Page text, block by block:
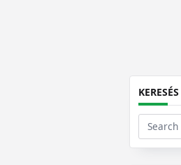
KERESÉS
Search
for: